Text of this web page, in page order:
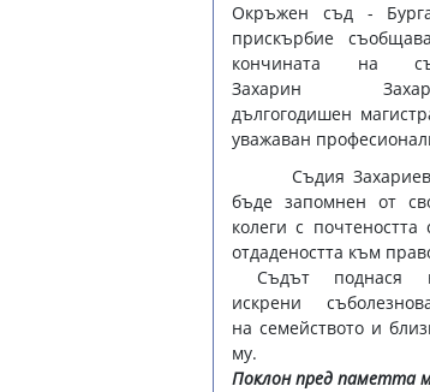
Окръжен съд -
прискърбие
кончината на
Захарин
дългогодишен
уважаван
Съдия
бъде запомнен от
колеги с почтеността
отдадеността към
Съдът поднася
искрени
на семейството и
му.
Поклон пред паметта